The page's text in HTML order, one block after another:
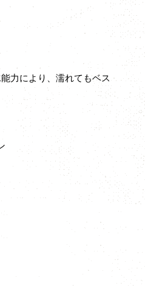
力により、濡れてもベス